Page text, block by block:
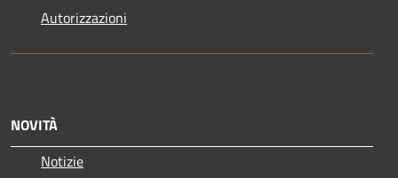
Autorizzazioni
NOVITÀ
Notizie